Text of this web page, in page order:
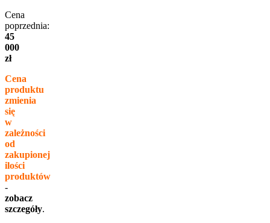
Cena
poprzednia:
45
000
zł
Cena
produktu
zmienia
się
w
zależności
od
zakupionej
ilości
produktów
-
zobacz
szczegóły.